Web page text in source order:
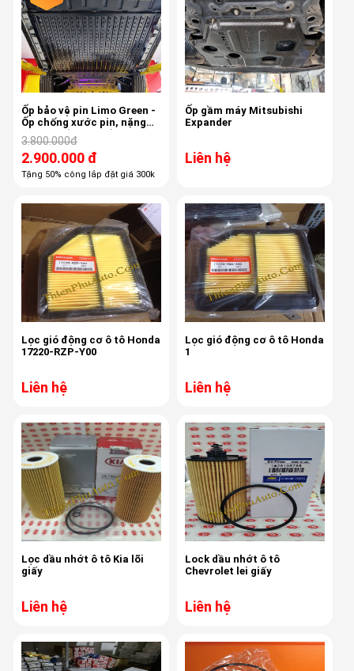
Ốp bảo vệ pin Limo Green -
Ốp chống xước pin, nặng
24kg, chống sập gầm, giữ
bảo hành hãng
3.800.000đ
2.900.000 đ
Tặng 50% công lắp đặt giá 300k
Ốp gầm máy Mitsubishi
Expander
Liên hệ
Lọc gió động cơ ô tô Honda
17220-RZP-Y00
Liên hệ
Lọc gió động cơ ô tô Honda
1
Liên hệ
Lọc dầu nhớt ô tô Kia lõi
giấy
Liên hệ
Lock dầu nhớt ô tô
Chevrolet lei giấy
Liên hệ